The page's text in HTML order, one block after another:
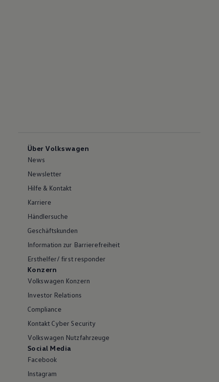
Über Volkswagen
News
Newsletter
Hilfe & Kontakt
Karriere
Händlersuche
Geschäftskunden
Information zur Barrierefreiheit
Ersthelfer/ first responder
Konzern
Volkswagen Konzern
Investor Relations
Compliance
Kontakt Cyber Security
Volkswagen Nutzfahrzeuge
Social Media
Facebook
Instagram